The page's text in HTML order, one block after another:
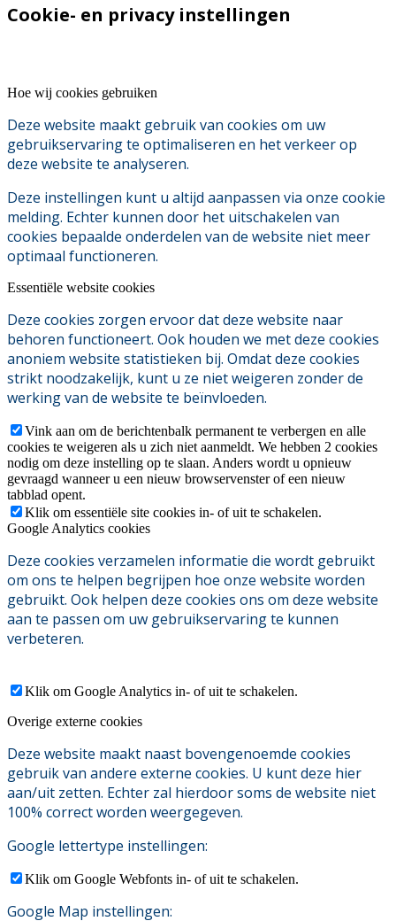
Cookie- en privacy instellingen
Hoe wij cookies gebruiken
Deze website maakt gebruik van cookies om uw
gebruikservaring te optimaliseren en het verkeer op
deze website te analyseren.
Deze instellingen kunt u altijd aanpassen via onze cookie
melding. Echter kunnen door het uitschakelen van
cookies bepaalde onderdelen van de website niet meer
optimaal functioneren.
Essentiële website cookies
Deze cookies zorgen ervoor dat deze website naar
behoren functioneert. Ook houden we met deze cookies
anoniem website statistieken bij. Omdat deze cookies
strikt noodzakelijk, kunt u ze niet weigeren zonder de
werking van de website te beïnvloeden.
Vink aan om de berichtenbalk permanent te verbergen en alle
cookies te weigeren als u zich niet aanmeldt. We hebben 2 cookies
nodig om deze instelling op te slaan. Anders wordt u opnieuw
gevraagd wanneer u een nieuw browservenster of een nieuw
tabblad opent.
Klik om essentiële site cookies in- of uit te schakelen.
Google Analytics cookies
Deze cookies verzamelen informatie die wordt gebruikt
om ons te helpen begrijpen hoe onze website worden
gebruikt. Ook helpen deze cookies ons om deze website
aan te passen om uw gebruikservaring te kunnen
verbeteren.
Klik om Google Analytics in- of uit te schakelen.
Overige externe cookies
Deze website maakt naast bovengenoemde cookies
gebruik van andere externe cookies. U kunt deze hier
aan/uit zetten. Echter zal hierdoor soms de website niet
100% correct worden weergegeven.
Google lettertype instellingen:
Klik om Google Webfonts in- of uit te schakelen.
Google Map instellingen: